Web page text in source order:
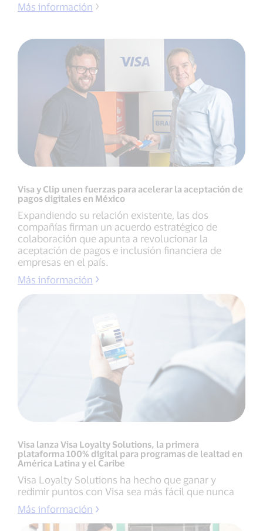
Más información
Visa y Clip unen fuerzas para acelerar la aceptación de
pagos digitales en México
Expandiendo su relación existente, las dos
compañías firman un acuerdo estratégico de
colaboración que apunta a revolucionar la
aceptación de pagos e inclusión financiera de
empresas en el país.
Más información
Visa lanza Visa Loyalty Solutions, la primera
plataforma 100% digital para programas de lealtad en
América Latina y el Caribe
Visa Loyalty Solutions ha hecho que ganar y
redimir puntos con Visa sea más fácil que nunca
Más información